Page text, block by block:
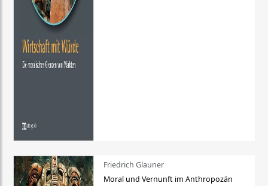
Friedrich Glauner
Moral und Vernunft im Anthropozän